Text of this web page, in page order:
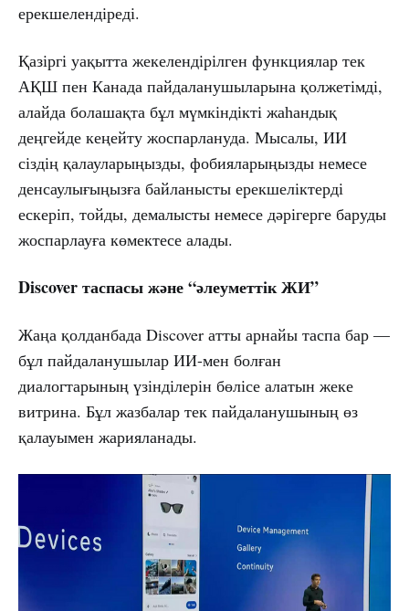
ерекшелендіреді.
Қазіргі уақытта жекелендірілген функциялар тек
АҚШ пен Канада пайдаланушыларына қолжетімді,
алайда болашақта бұл мүмкіндікті жаһандық
деңгейде кеңейту жоспарлануда. Мысалы, ИИ
сіздің қалауларыңызды, фобияларыңызды немесе
денсаулығыңызға байланысты ерекшеліктерді
ескеріп, тойды, демалысты немесе дәрігерге баруды
жоспарлауға көмектесе алады.
Discover таспасы және “әлеуметтік ЖИ”
Жаңа қолданбада Discover атты арнайы таспа бар —
бұл пайдаланушылар ИИ-мен болған
диалогтарының үзінділерін бөлісе алатын жеке
витрина. Бұл жазбалар тек пайдаланушының өз
қалауымен жарияланады.